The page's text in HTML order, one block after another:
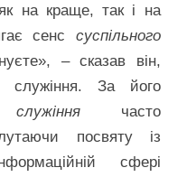
на краще, так і на
сенс суспільного
– сказав він,
служіння. За його
служіннячасто
посвяту із
сфері